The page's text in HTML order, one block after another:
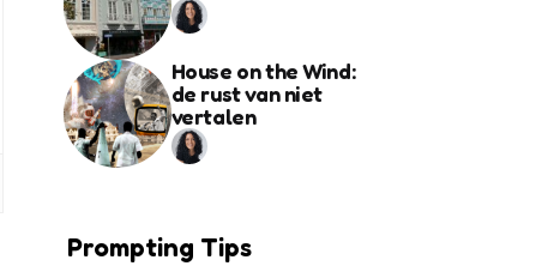
House on the Wind:
de rust van niet
vertalen
Prompting Tips